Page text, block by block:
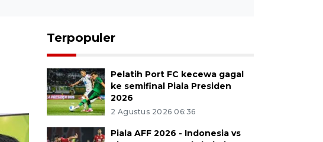
Terpopuler
Pelatih Port FC kecewa gagal
ke semifinal Piala Presiden
2026
2 Agustus 2026 06:36
Piala AFF 2026 - Indonesia vs